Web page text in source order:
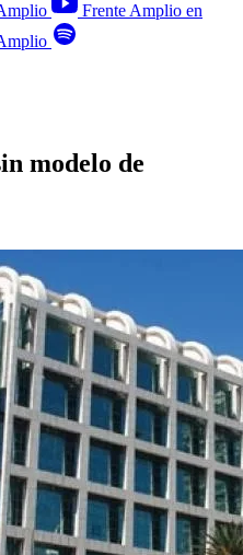
Frente Amplio en
modelo de